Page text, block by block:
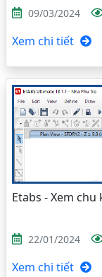
09/03/2024
Xem chi tiết
Etabs - Xem
22/01/2024
Xem chi tiết